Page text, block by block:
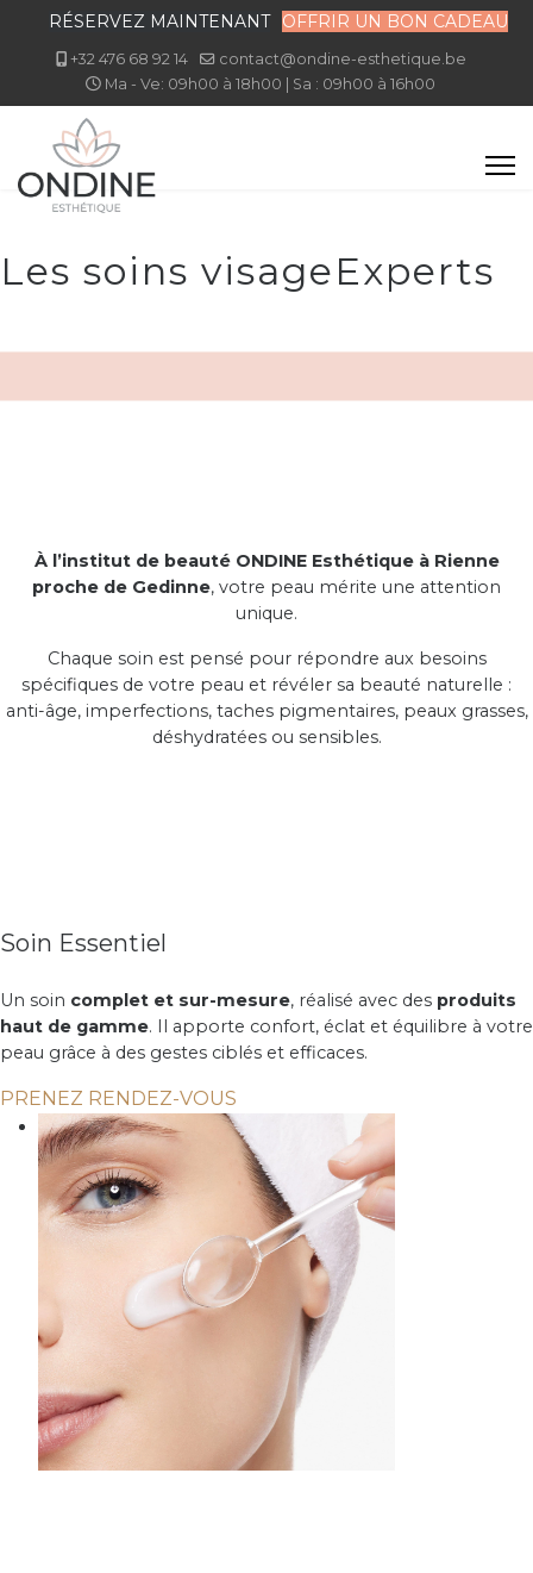
RÉSERVEZ MAINTENANT OFFRIR UN BON CADEAU
+32 476 68 92 14
contact@ondine-esthetique.be
Ma - Ve: 09h00 à 18h00 | Sa : 09h00 à 16h00
Les soins visageExperts
À l’institut de beauté ONDINE Esthétique à Rienne
proche de Gedinne, votre peau mérite une attention
unique.
Chaque soin est pensé pour répondre aux besoins
spécifiques de votre peau et révéler sa beauté naturelle :
anti-âge, imperfections, taches pigmentaires, peaux grasses,
déshydratées ou sensibles.
Soin Essentiel
Un soin complet et sur-mesure, réalisé avec des produits
haut de gamme. Il apporte confort, éclat et équilibre à votre
peau grâce à des gestes ciblés et efficaces.
PRENEZ RENDEZ-VOUS